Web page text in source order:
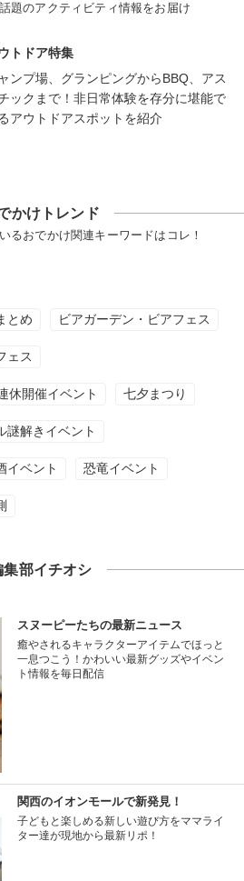
題のアクティビティ情報をお届け
トドア特集
ンプ場、グランピングからBBQ、アス
ックまで！非日常体験を存分に堪能で
アウトドアスポットを紹介
かけトレンド
るおでかけ関連キーワードはコレ！
とめ ビアガーデン・ビアフェス
ェス
休開催イベント 七夕まつり
謎解きイベント
イベント 恐竜イベント
集部イチオシ
スヌーピーたちの最新ニュース
癒やされるキャラクターアイテムでほっと
一息つこう！かわいい最新グッズやイベン
ト情報を毎日配信
関西のイオンモールで新発見！
子どもと楽しめる新しい遊び方をママライ
ター達が現地から最新リポ！